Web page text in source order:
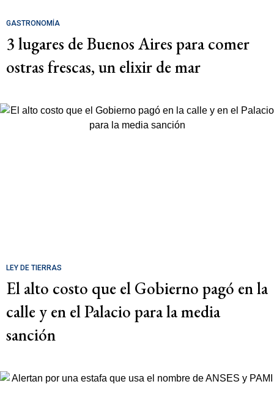
GASTRONOMÍA
3 lugares de Buenos Aires para comer
ostras frescas, un elixir de mar
LEY DE TIERRAS
El alto costo que el Gobierno pagó en la
calle y en el Palacio para la media
sanción